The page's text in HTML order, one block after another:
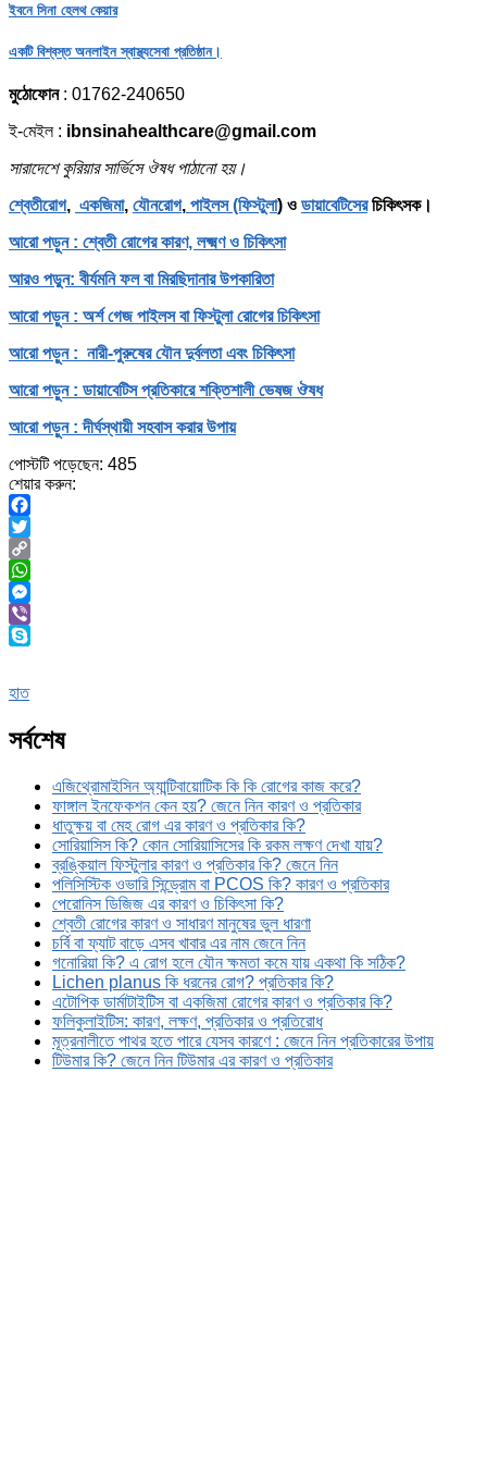
ইবনে সিনা হেলথ কেয়ার
একটি বিশ্বস্ত অনলাইন স্বাস্থ্যসেবা প্রতিষ্ঠান।
মুঠোফোন: 01762-240650
ই-মেইল : ibnsinahealthcare@gmail.com
সারাদেশে কুরিয়ার সার্ভিসে ঔষধ পাঠানো হয়।
শ্বেতীরোগ, একজিমা, যৌনরোগ, পাইলস (ফিস্টুলা) ও ডায়াবেটিসেরচিকিৎসক।
আরো পড়ুন : শ্বেতী রোগের কারণ, লক্ষ্মণ ও চিকিৎসা
আরও পড়ুন: বীর্যমনি ফল বা মিরছিদানার উপকারিতা
আরো পড়ুন : অর্শ গেজ পাইলস বা ফিস্টুলা রোগের চিকিৎসা
আরো পড়ুন : নারী-পুরুষের যৌন দুর্বলতা এবং চিকিৎসা
আরো পড়ুন : ডায়াবেটিস প্রতিকারে শক্তিশালী ভেষজ ঔষধ
আরো পড়ুন : দীর্ঘস্থায়ী সহবাস করার উপায়
পোস্টটি পড়েছেন: 485
শেয়ার করুন:
Facebook
Twitter
Copy
Link
WhatsApp
Messenger
Viber
হাত
সর্বশেষ
এজিথ্রোমাইসিন অ্যান্টিবায়োটিক কি কি রোগের কাজ করে?
ফাঙ্গাল ইনফেকশন কেন হয়? জেনে নিন কারণ ও প্রতিকার
ধাতুক্ষয় বা মেহ রোগ এর কারণ ও প্রতিকার কি?
সোরিয়াসিস কি? কোন সোরিয়াসিসের কি রকম লক্ষণ দেখা যায়?
ব্রঙ্কিয়াল ফিস্টুলার কারণ ও প্রতিকার কি? জেনে নিন
পলিসিস্টিক ওভারি সিন্ড্রোম বা PCOS কি? কারণ ও প্রতিকার
পেরোনিস ডিজিজ এর কারণ ও চিকিৎসা কি?
শ্বেতী রোগের কারণ ও সাধারণ মানুষের ভুল ধারণা
চর্বি বা ফ্যাট বাড়ে এসব খাবার এর নাম জেনে নিন
গনোরিয়া কি? এ রোগ হলে যৌন ক্ষমতা কমে যায় একথা কি সঠিক?
Lichen planus কি ধরনের রোগ? প্রতিকার কি?
এটোপিক ডার্মাটাইটিস বা একজিমা রোগের কারণ ও প্রতিকার কি?
ফলিকুলাইটিস: কারণ, লক্ষণ, প্রতিকার ও প্রতিরোধ
মূত্রনালীতে পাথর হতে পারে যেসব কারণে : জেনে নিন প্রতিকারের উপায়
টিউমার কি? জেনে নিন টিউমার এর কারণ ও প্রতিকার